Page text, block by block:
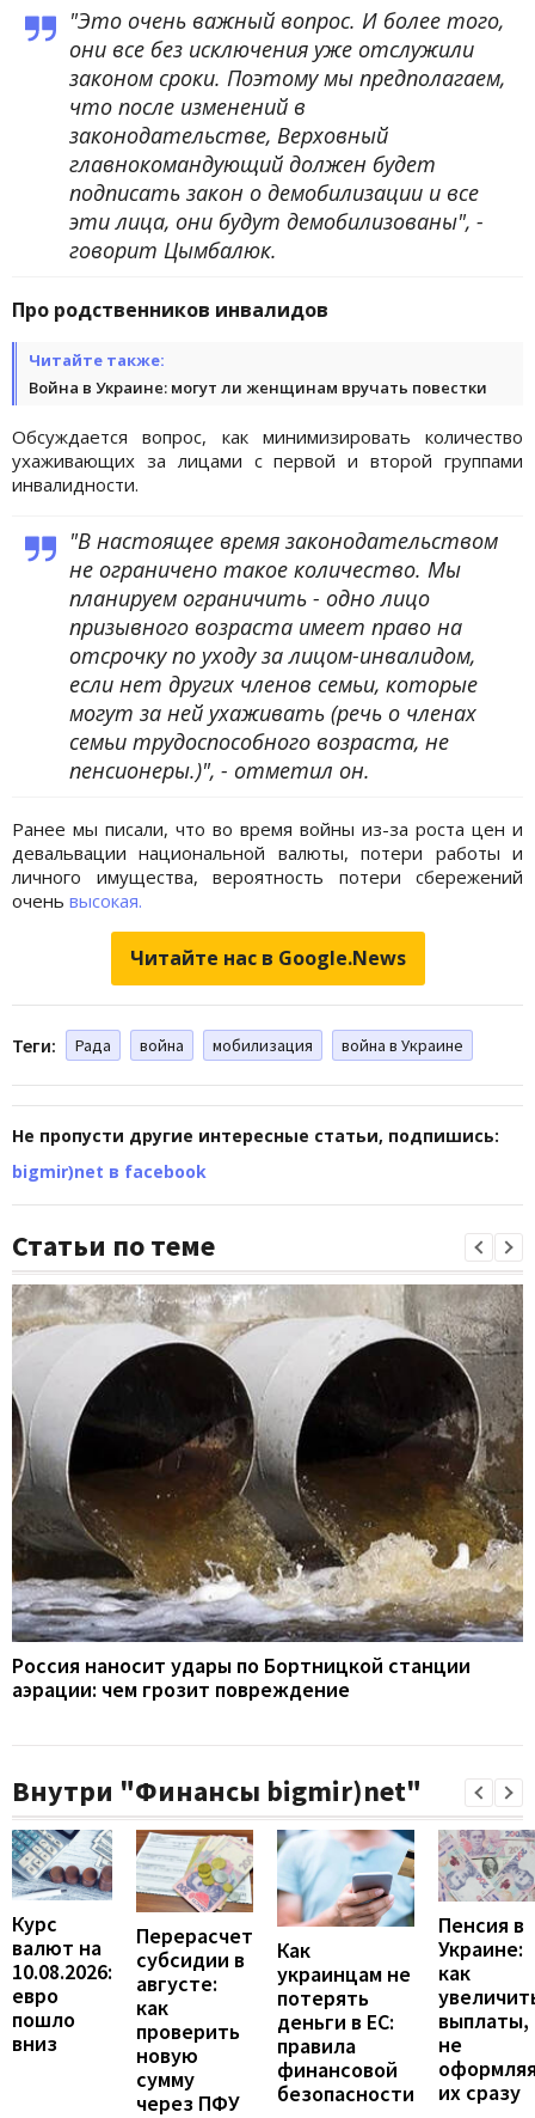
"Это очень важный вопрос. И более того,
они все без исключения уже отслужили
законом сроки. Поэтому мы предполагаем,
что после изменений в
законодательстве, Верховный
главнокомандующий должен будет
подписать закон о демобилизации и все
эти лица, они будут демобилизованы", -
говорит Цымбалюк.
Про родственников инвалидов
Читайте также:
Война в Украине: могут ли женщинам вручать повестки
Обсуждается вопрос, как минимизировать количество
ухаживающих за лицами с первой и второй группами
инвалидности.
"В настоящее время законодательством
не ограничено такое количество. Мы
планируем ограничить - одно лицо
призывного возраста имеет право на
отсрочку по уходу за лицом-инвалидом,
если нет других членов семьи, которые
могут за ней ухаживать (речь о членах
семьи трудоспособного возраста, не
пенсионеры.)", - отметил он.
Ранее мы писали, что во время войны из-за роста цен и
девальвации национальной валюты, потери работы и
личного имущества, вероятность потери сбережений
очень высокая.
Читайте нас в Google.News
Теги: Рада война мобилизация война в Украине
Не пропусти другие интересные статьи, подпишись:
bigmir)net в facebook
Статьи по теме
Россия наносит удары по Бортницкой станции
аэрации: чем грозит повреждение
Внутри "Финансы bigmir)net"
Курс
валют на
10.08.2026:
евро
пошло
вниз
Перерасчет
субсидии в
августе:
как
проверить
новую
сумму
через ПФУ
Как
украинцам не
потерять
деньги в ЕС:
правила
финансовой
безопасности
Пенсия в
Украине:
как
выплаты,
не
их сразу